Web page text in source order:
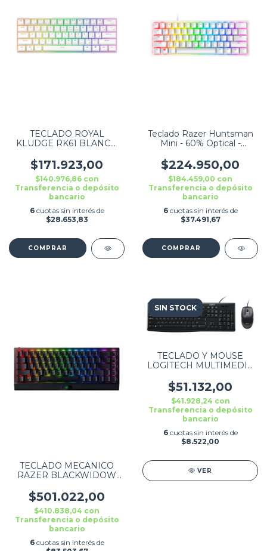
TECLADO ROYAL
KLUDGE RK61 BLANCO
$171.923,00
$140.976,86 con
Transferencia o depósito
bancario
6 cuotas sin interés de
$28.653,83
Teclado Razer Huntsman
Mini - 60% Optical -
Switch), Rz03-03390300-
r3m1
$224.950,00
$184.459,00 con
Transferencia o depósito
bancario
6 cuotas sin interés de
$37.491,67
TECLADO MECANICO
RAZER BLACKWIDOW
65% WIRELESS
MECHANICAL GAMING
KEYBOARD (YELL
$501.022,00
$410.838,04 con
Transferencia o depósito
bancario
6 cuotas sin interés de
SIN STOCK
TECLADO Y MOUSE
LOGITECH MULTIMEDIA
$51.132,00
$41.928,24 con
Transferencia o depósito
bancario
6 cuotas sin interés de
$8.522,00
VER